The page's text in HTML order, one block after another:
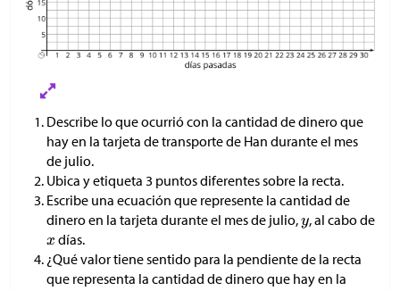
Describe lo que ocurrió con la cantidad de dinero que
hay en la tarjeta de transporte de Han durante el mes
de julio.
Ubica y etiqueta 3 puntos diferentes sobre la recta.
Escribe una ecuación que represente la cantidad de
dinero en la tarjeta durante el mes de julio, , al cabo de
días.
¿Qué valor tiene sentido para la pendiente de la recta
que representa la cantidad de dinero que hay en la